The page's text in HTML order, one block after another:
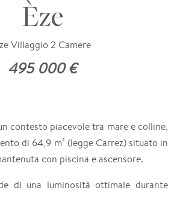
Èze
Villaggio 2 Camere
495 000 €
contesto piacevole tra mare e colline,
di 64,9 m² (legge Carrez) situato in
con piscina e ascensore.
di una luminosità ottimale durante